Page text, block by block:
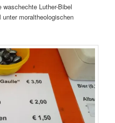
Luther-Bibel
moraltheologischen